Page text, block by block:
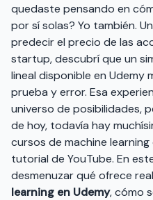
quedaste pensando en
por sí solas? Yo también.
predecir el precio de las
startup, descubrí que un
lineal disponible en Udemy
prueba y error. Esa
universo de posibilidades,
de hoy, todavía hay
cursos de machine
tutorial de YouTube. En
desmenuzar qué ofrece
learning en Udemy, cómo